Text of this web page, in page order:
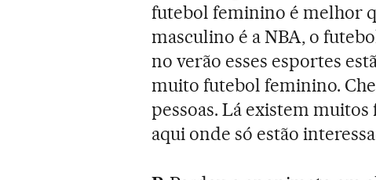
futebol feminino é melhor
masculino é a NBA, o
no verão esses esportes
muito futebol feminino.
pessoas. Lá existem
aqui onde só estão